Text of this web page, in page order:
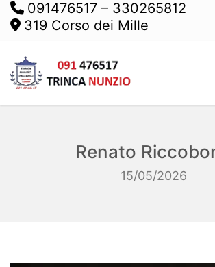
091476517 – 330265812
319 Corso dei Mille
Renato
15/05/2026